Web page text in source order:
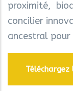
proximité,
concilier
ancestral
Téléchargez